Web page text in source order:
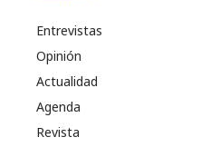
Entrevistas
Opinión
Actualidad
Agenda
Revista